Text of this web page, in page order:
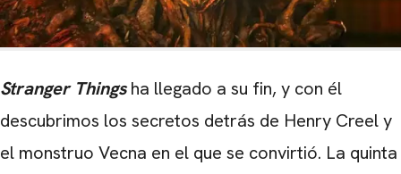
Stranger Thingsha llegado a su fin, y con él
descubrimos los secretos detrás de Henry Creel y
el monstruo Vecna ​​en el que se convirtió. La quinta